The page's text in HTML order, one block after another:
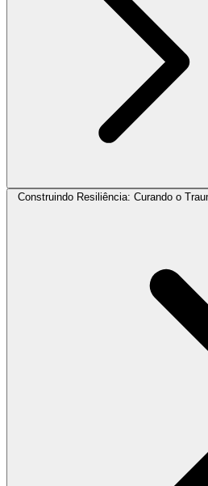
Construindo Resiliência: Curando o